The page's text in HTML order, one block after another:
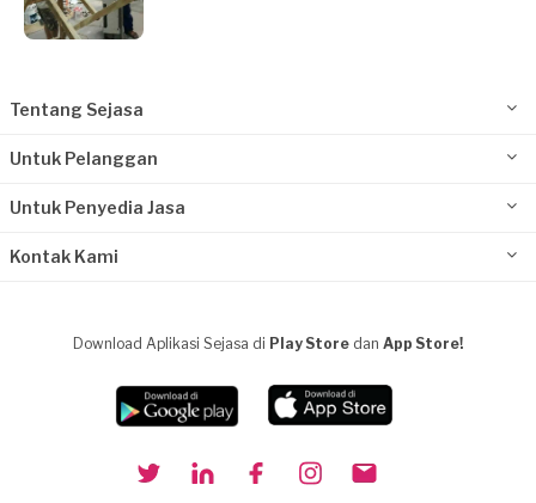
Tentang Sejasa
Untuk Pelanggan
Untuk Penyedia Jasa
Kontak Kami
Download Aplikasi Sejasa di Play Store dan App Store!